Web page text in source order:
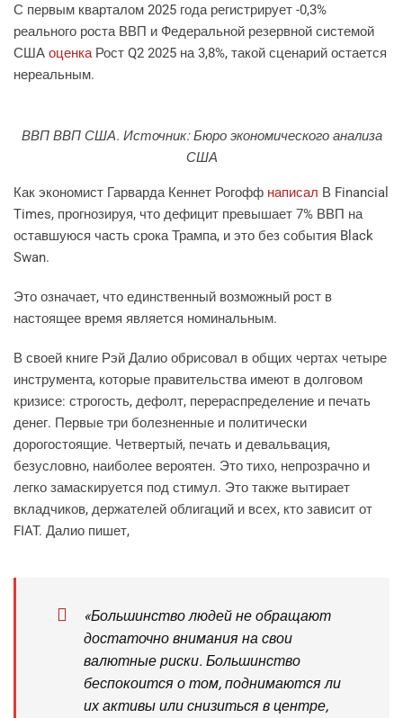
С первым кварталом 2025 года регистрирует -0,3%
реального роста ВВП и Федеральной резервной системой
США оценкаРост Q2 2025 на 3,8%, такой сценарий остается
нереальным.
ВВП ВВП США. Источник: Бюро экономического анализа
США
Как экономист Гарварда Кеннет Рогофф написал В Financial
Times, прогнозируя, что дефицит превышает 7% ВВП на
оставшуюся часть срока Трампа, и это без события Black
Swan.
Это означает, что единственный возможный рост в
настоящее время является номинальным.
В своей книге Рэй Далио обрисовал в общих чертах четыре
инструмента, которые правительства имеют в долговом
кризисе: строгость, дефолт, перераспределение и печать
денег. Первые три болезненные и политически
дорогостоящие. Четвертый, печать и девальвация,
безусловно, наиболее вероятен. Это тихо, непрозрачно и
легко замаскируется под стимул. Это также вытирает
вкладчиков, держателей облигаций и всех, кто зависит от
FIAT. Далио пишет,
«Большинство людей не обращают
достаточно внимания на свои
валютные риски. Большинство
беспокоится о том, поднимаются ли
их активы или снизиться в центре,